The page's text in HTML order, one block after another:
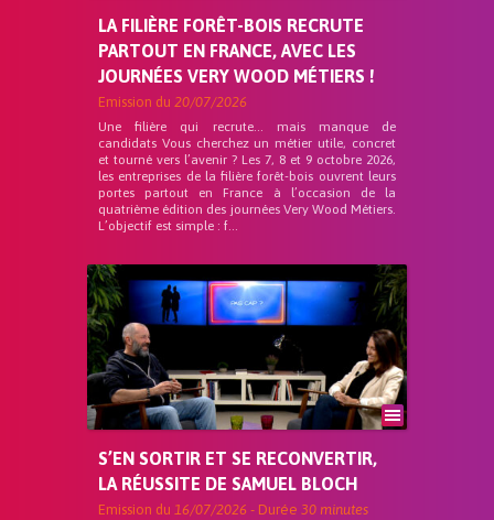
LA FILIÈRE FORÊT-BOIS RECRUTE
PARTOUT EN FRANCE, AVEC LES
JOURNÉES VERY WOOD MÉTIERS !
Emission du 20/07/2026
Une filière qui recrute… mais manque de
candidats Vous cherchez un métier utile, concret
et tourné vers l’avenir ? Les 7, 8 et 9 octobre 2026,
les entreprises de la filière forêt-bois ouvrent leurs
portes partout en France à l’occasion de la
quatrième édition des journées Very Wood Métiers.
L’objectif est simple : f...
S’EN SORTIR ET SE RECONVERTIR,
LA RÉUSSITE DE SAMUEL BLOCH
Emission du 16/07/2026 - Durée 30 minutes